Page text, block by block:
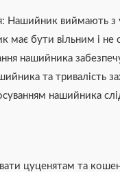
Нашийник виймають
бути вільним і не
нашийника
та тривалість
нашийника
цуценятам та